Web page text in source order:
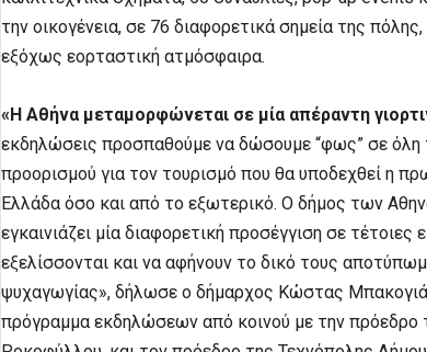
την οικογένεια, σε 76 διαφορετικά σημεία της
εξόχως εορταστική ατμόσφαιρα.
«H Αθήνα μεταμορφώνεται σε μία απέραντη
εκδηλώσεις προσπαθούμε να δώσουμε “φως” σε όλη
προορισμού για τον τουρισμό που θα υποδεχθεί η
Ελλάδα όσο και από το εξωτερικό. Ο δήμος των
εγκαινιάζει μία διαφορετική προσέγγιση σε
εξελίσσονται και να αφήνουν το δικό τους
ψυχαγωγίας», δήλωσε ο δήμαρχος Κώστας
πρόγραμμα εκδηλώσεων από κοινού με την